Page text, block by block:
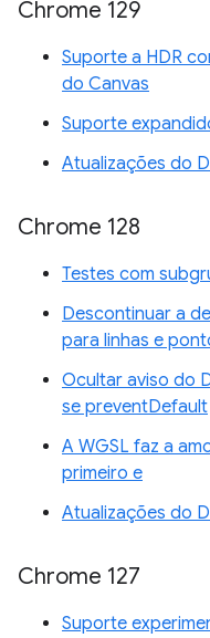
Chrome 129
Suporte a HDR
do Canvas
Suporte
Atualizações do
Chrome 128
Testes com
Descontinuar a
para linhas e
Ocultar aviso do
se preventDefault
A WGSL faz a
primeiro e
Atualizações do
Chrome 127
Suporte